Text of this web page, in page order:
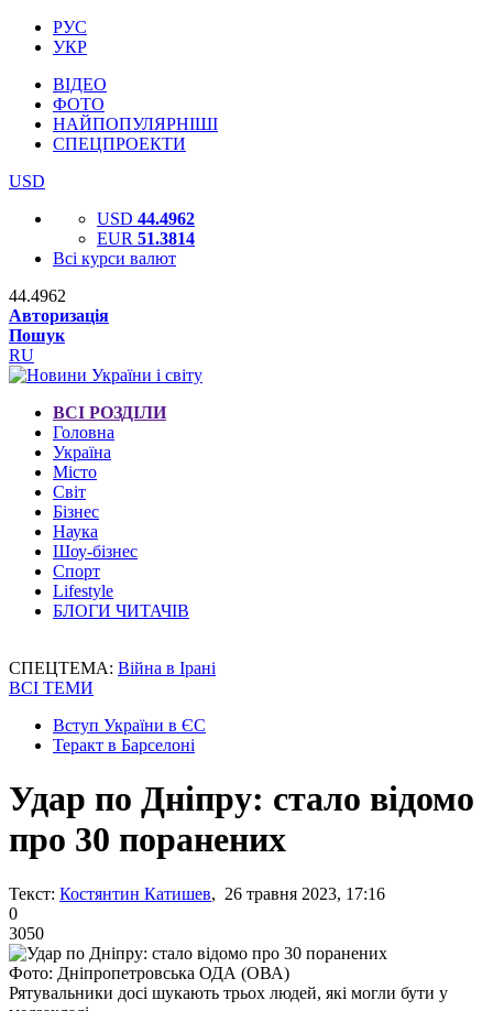
РУС
УКР
ВІДЕО
ФОТО
НАЙПОПУЛЯРНІШІ
СПЕЦПРОЕКТИ
USD
USD 44.4962
EUR 51.3814
Всі курси валют
44.4962
Авторизація
Пошук
RU
ВСІ РОЗДІЛИ
Головна
Україна
Місто
Світ
Бізнес
Наука
Шоу-бізнес
Спорт
Lifestyle
БЛОГИ ЧИТАЧІВ
СПЕЦТЕМА: Війна в Ірані
ВСІ ТЕМИ
Вступ України в ЄС
Теракт в Барселоні
Удар по Дніпру: стало відомо
про 30 поранених
Текст: Костянтин Катишев, 26 травня 2023, 17:16
0
3050
Фото: Дніпропетровська ОДА (ОВА)
Рятувальники досі шукають трьох людей, які могли бути у